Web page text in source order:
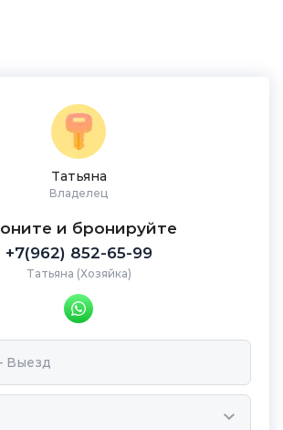
Татьяна
Владелец
и бронируйте
+7(962) 852-65-99
Татьяна (Хозяйка)